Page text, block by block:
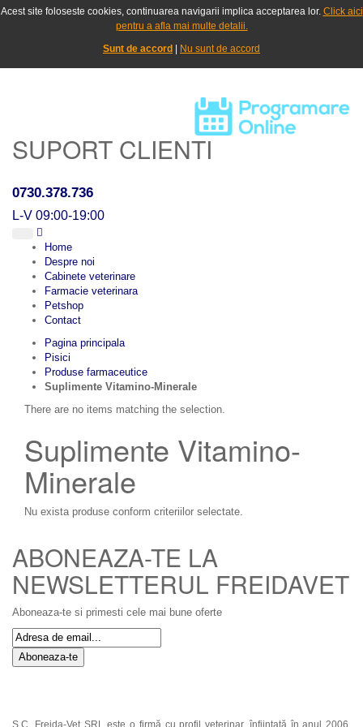
Acest site foloseste cookies, continuarea navigarii implica acceptarea lor. Click aici
pentru a afla mai multe detalii.
Sunt de accord
Nu sunt de accord
SUPORT CLIENTI
0730.378.736
L-V 09:00-19:00
Home
Despre noi
Cabinete veterinare
Farmacie veterinara
Petshop
Contact
Pagina principala
Pisici
Produse farmaceutice
Suplimente Vitamino-Minerale
There are no items matching the selection.
Suplimente Vitamino-
Minerale
Nu exista produse conform criteriilor selectate.
ABONEAZA-TE LA
NEWSLETTERUL FREIDAVET
Aboneaza-te si primesti cele mai bune oferte
Aboneaza-te